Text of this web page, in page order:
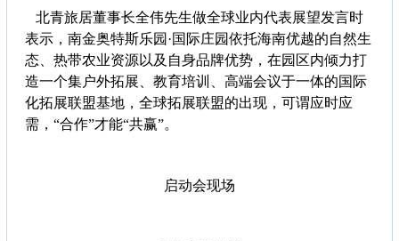
北青旅居董事长全伟先生做全球业内代表展望发言时
表示，南金奥特斯乐园·国际庄园依托海南优越的自然生
态、热带农业资源以及自身品牌优势，在园区内倾力打
造一个集户外拓展、教育培训、高端会议于一体的国际
化拓展联盟基地，全球拓展联盟的出现，可谓应时应
需，“合作”才能“共赢”。
启动会现场